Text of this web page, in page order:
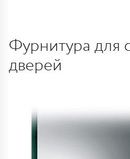
Фурнитура для
дверей